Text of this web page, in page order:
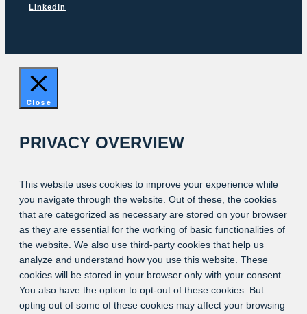
LinkedIn
Close
PRIVACY OVERVIEW
This website uses cookies to improve your experience while
you navigate through the website. Out of these, the cookies
that are categorized as necessary are stored on your browser
as they are essential for the working of basic functionalities of
the website. We also use third-party cookies that help us
analyze and understand how you use this website. These
cookies will be stored in your browser only with your consent.
You also have the option to opt-out of these cookies. But
opting out of some of these cookies may affect your browsing